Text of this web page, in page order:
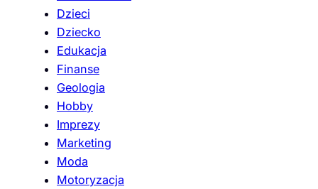
Dzieci
Dziecko
Edukacja
Finanse
Geologia
Hobby
Imprezy
Marketing
Moda
Motoryzacja